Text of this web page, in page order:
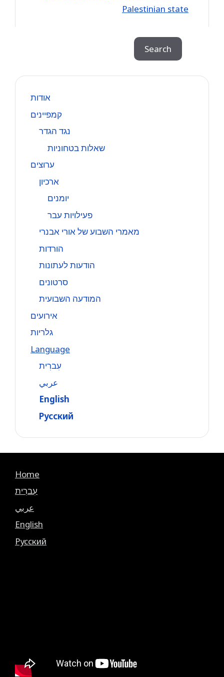
Palestinian state
Search
אודות
קמפיינים
נגד הגדר
שאלות בטחוניות
ערוצים
ארכיון
יומנים
פעילויות עבר
מאמרי השבוע של אורי אבנרי
הורדות
הודעות לעתונות
סרטונים
המודעה השבועית
אירועים
גלריות
Language
עִברִית
عربي
English
Русский
Home
עִברִית
عربي
English
Русский